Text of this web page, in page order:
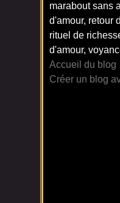
marabout sans
d'amour, retour
rituel de
d'amour,
Accueil du blog
Créer un blog